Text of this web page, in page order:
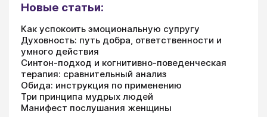
Новые статьи:
Как успокоить эмоциональную супругу
Духовность: путь добра, ответственности и
умного действия
Синтон-подход и когнитивно-поведенческая
терапия: сравнительный анализ
Обида: инструкция по применению
Три принципа мудрых людей
Манифест послушания женщины